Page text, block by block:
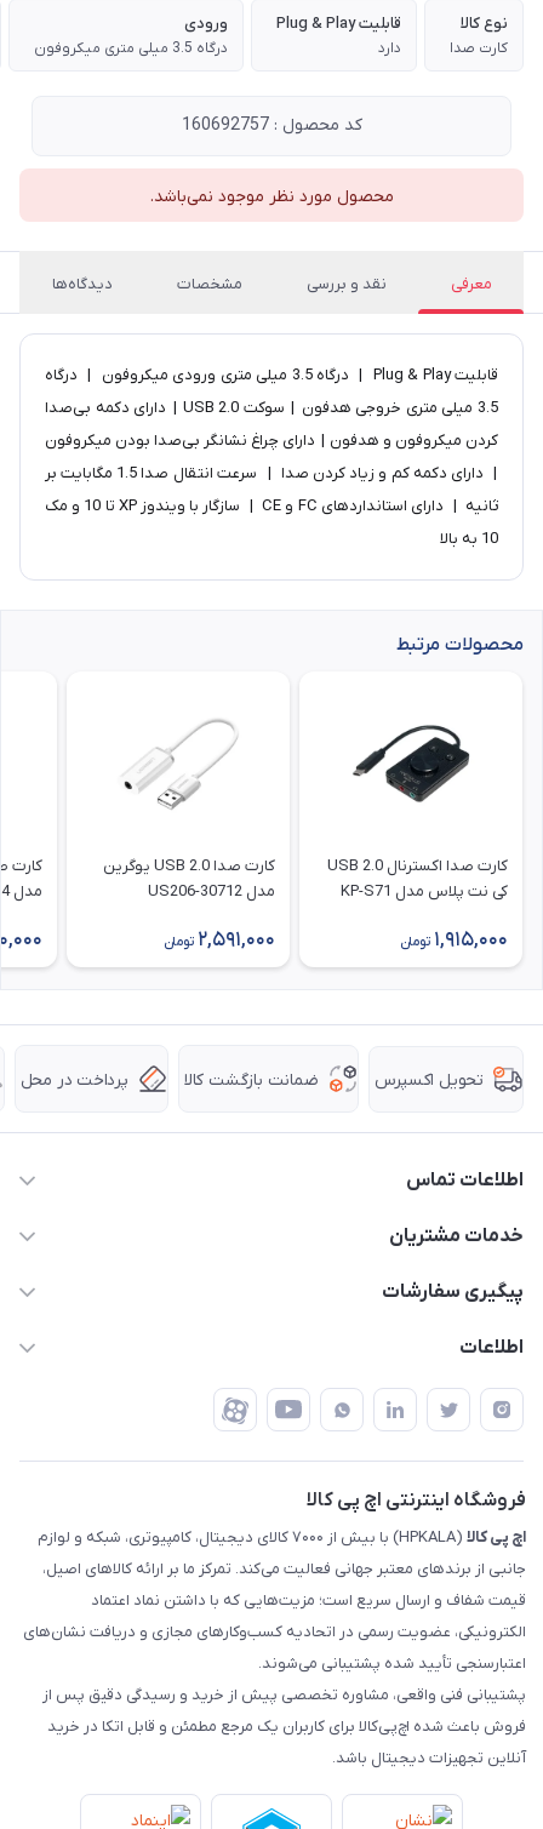
نوع کالا
کارت صدا
قابلیت Plug & Play
دارد
ورودی
درگاه 3.5 میلی متری میکروفون
کد محصول : 160692757
محصول مورد نظر موجود نمی‌باشد.
معرفی نقد و بررسی مشخصات دیدگاه‌ها
قابلیت Plug & Play | درگاه 3.5 میلی متری ورودی میکروفون | درگاه
3.5 میلی متری خروجی هدفون | سوکت USB 2.0 | دارای دکمه بی‌صدا
کردن میکروفون و هدفون | دارای چراغ نشانگر بی‌صدا بودن میکروفون
| دارای دکمه کم و زیاد کردن صدا | سرعت انتقال صدا 1.5 مگابایت بر
ثانیه | دارای استانداردهای FC و CE | سازگار با ویندوز XP تا 10 و مک
10 به بالا
محصولات مرتبط
کارت صدا اکسترنال USB 2.0
کی نت پلاس مدل KP-S71
1,915,000 تومان
کارت صدا USB 2.0 یوگرین
مدل 30712-US206
2,591,000 تومان
مدل 80864-CM383
تحویل اکسپرس ضمانت بازگشت کالا پرداخت در محل
اطلاعات تماس
63 0000 43 - 021
تهران - طبقه سوم تجاری - پلاک 11014
خدمات مشتریان
قوانین و مقررات
ضمانت اصالت کالا
پیگیری سفارشات
رهگیری مرسولات پست
رهگیری مرسولات چاپار
رهگیری مرسولات ماهکس
اطلاعات
درباره ما
تماس با ما
فروشگاه اینترنتی اچ پی کالا
اچ‌ پی‌ کالا
(HPKALA) با بیش از ۷۰۰۰ کالای دیجیتال، کامپیوتری، شبکه و لوازم
جانبی از برندهای معتبر جهانی فعالیت می‌کند. تمرکز ما بر ارائه کالاهای اصیل،
قیمت شفاف و ارسال سریع است؛ مزیت‌هایی که با داشتن نماد اعتماد
الکترونیکی، عضویت رسمی در اتحادیه کسب‌وکارهای مجازی و دریافت نشان‌های
اعتبارسنجی تأیید شده پشتیبانی می‌شوند.
پشتیبانی فنی واقعی، مشاوره تخصصی پیش از خرید و رسیدگی دقیق پس از
فروش باعث شده اچ‌پی‌کالا برای کاربران یک مرجع مطمئن و قابل اتکا در خرید
آنلاین تجهیزات دیجیتال باشد.